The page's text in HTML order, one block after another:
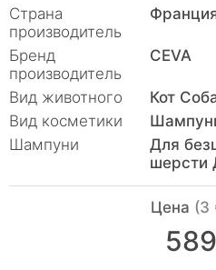
Страна
производитель
Бренд
производитель
CEVA
Вид животного
Кот
Вид косметики
Шампуни
Для
шерсти
Цена (3